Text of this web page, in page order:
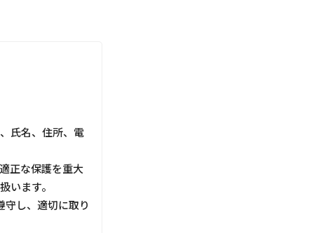
氏名、住所、電
正な保護を重大
います。
し、適切に取り